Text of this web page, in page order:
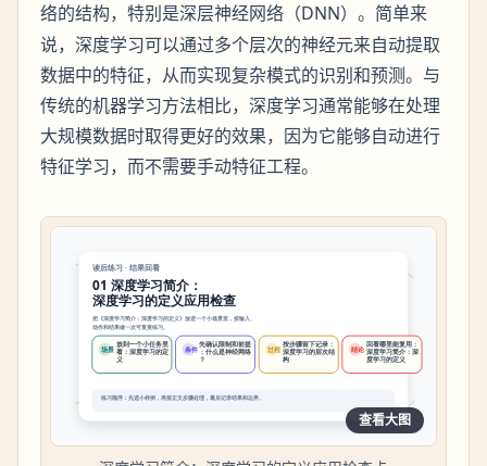
络的结构，特别是深层神经网络 （DNN）。简单来
说，深度学习可以通过多个层次的神经元来自动提取
数据中的特征，从而实现复杂模式的识别和预测。与
传统的机器学习方法相比，深度学习通常能够在处理
大规模数据时取得更好的效果，因为它能够自动进行
特征学习，而不需要手动特征工程。
查看大图